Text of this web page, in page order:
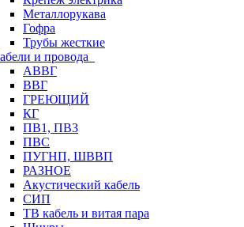
Металлорукава
Гофра
Трубы жесткие
и провода
АВВГ
ВВГ
ГРЕЮЩИЙ
КГ
ПВ1, ПВ3
ПВС
ПУГНП, ШВВП
РАЗНОЕ
Акустический кабель
СИП
ТВ кабель и витая пара